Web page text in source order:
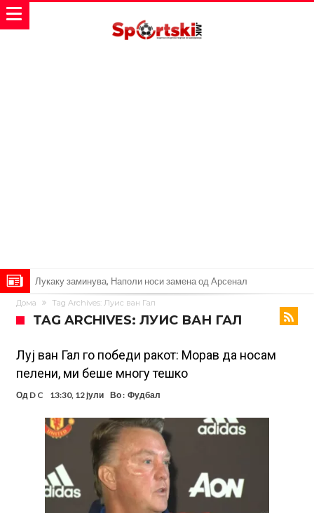
Лукаку заминува, Наполи носи замена од Арсенал
Звезда на Реал зборува за тоа како е да се работи со Мурињо:
Одењето на Араухо го натера Флик на итен потег, дури и управата
на клубот е изненадена
Барселона и Сити без договор за трансфер на Родри
Никој не разбира зошто: Мурињо брутално го понижи
Ференцварош по натпреварот
Арсенал и Манчестер Јунајтед сакаат напаѓач од Интер: Цената е
85 милиони евра
Манчестер Сити за 100 милиони евра ја носи сензацијата од СП
Се подготвува фудбалска предавство какво што не е видено од
2010 година?
Тикет на денот (недела, 09.08.2026)
Само во Турција: Салах доби милиони, а потоа градоначалникот
Дома Tag Archives: Луис ван Гал
TAG ARCHIVES: ЛУИС ВАН ГАЛ
Луj ван Гал го победи ракот: Морав да носам
пелени, ми беше многу тешко
Од D C 13:30, 12 јули Во : Фудбал